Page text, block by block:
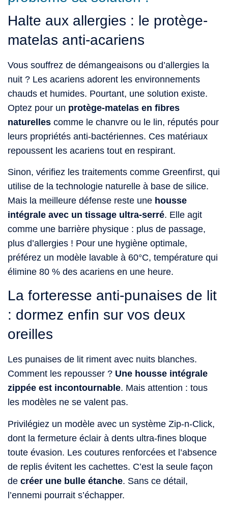
Halte aux allergies : le protège-
matelas anti-acariens
Vous souffrez de démangeaisons ou d’allergies la
nuit ? Les acariens adorent les environnements
chauds et humides. Pourtant, une solution existe.
Optez pour un protège-matelas en fibres
naturelles comme le chanvre ou le lin, réputés pour
leurs propriétés anti-bactériennes. Ces matériaux
repoussent les acariens tout en respirant.
Sinon, vérifiez les traitements comme Greenfirst, qui
utilise de la technologie naturelle à base de silice.
Mais la meilleure défense reste une housse
intégrale avec un tissage ultra-serré. Elle agit
comme une barrière physique : plus de passage,
plus d’allergies ! Pour une hygiène optimale,
préférez un modèle lavable à 60°C, température qui
élimine 80 % des acariens en une heure.
La forteresse anti-punaises de lit
: dormez enfin sur vos deux
oreilles
Les punaises de lit riment avec nuits blanches.
Comment les repousser ? Une housse intégrale
zippée est incontournable. Mais attention : tous
les modèles ne se valent pas.
Privilégiez un modèle avec un système Zip-n-Click,
dont la fermeture éclair à dents ultra-fines bloque
toute évasion. Les coutures renforcées et l’absence
de replis évitent les cachettes. C’est la seule façon
de créer une bulle étanche. Sans ce détail,
l’ennemi pourrait s’échapper.